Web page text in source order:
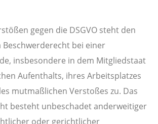
gegen die DSGVO steht den
bei einer
insbesondere in dem Mitgliedstaat
Aufenthalts, ihres Arbeitsplatzes
mutmaßlichen Verstoßes zu. Das
besteht unbeschadet anderweitiger
oder gerichtlicher